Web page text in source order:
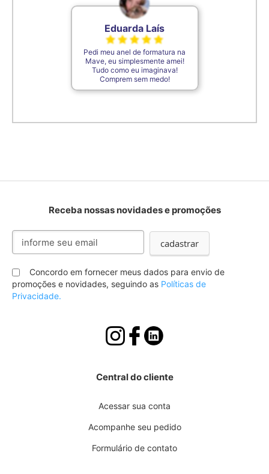
Eduarda Laís
Pedi meu anel de formatura na
Mave, eu simplesmente amei!
Tudo como eu imaginava!
Comprem sem medo!
Receba nossas novidades e promoções
Inscreva-
nossa
Newsletter:
cadastrar
Concordo em fornecer meus dados para envio de
promoções e novidades, seguindo as Políticas de
Privacidade.
Central do cliente
Acessar sua conta
Acompanhe seu pedido
Formulário de contato